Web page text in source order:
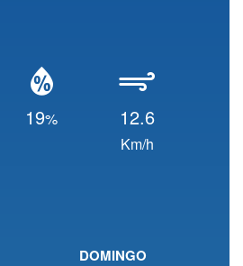
19% 12.6
Km/h
DOMINGO